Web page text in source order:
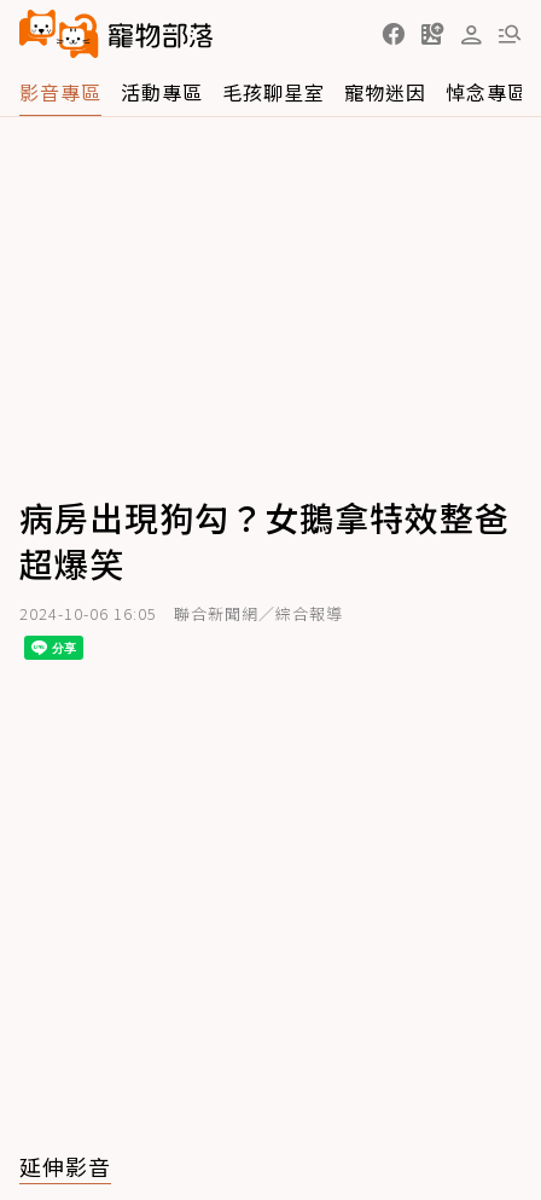
影音專區 活動專區 毛孩聊星室 寵物迷因 悼念專區
病房出現狗勾？女鵝拿特效整爸
超爆笑
2024-10-06 16:05 聯合新聞網／綜合報導
延伸影音